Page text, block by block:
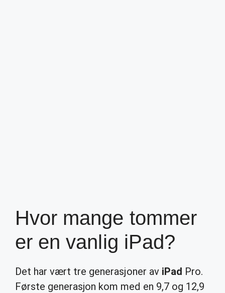
Hvor mange tommer
er en vanlig iPad?
Det har vært tre generasjoner av iPad Pro.
Første generasjon kom med en 9,7 og 12,9